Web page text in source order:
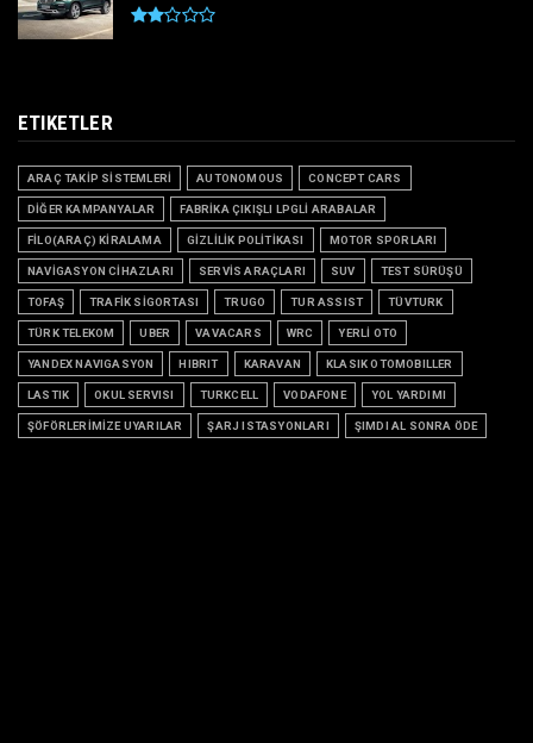
ETIKETLER
ARAÇ TAKİP SİSTEMLERİ AUTONOMOUS CONCEPT CARS
DİĞER KAMPANYALAR FABRİKA ÇIKIŞLI LPGLİ ARABALAR
FİLO(ARAÇ) KİRALAMA GİZLİLİK POLİTİKASI MOTOR SPORLARI
NAVİGASYON CİHAZLARI SERVİS ARAÇLARI SUV TEST SÜRÜŞÜ
TOFAŞ TRAFİK SİGORTASI TRUGO TUR ASSIST TÜVTURK
TÜRK TELEKOM UBER VAVACARS WRC YERLİ OTO
YANDEX NAVIGASYON HIBRIT KARAVAN KLASIK OTOMOBILLER
LASTIK OKUL SERVISI TURKCELL VODAFONE YOL YARDIMI
ŞÖFÖRLERİMİZE UYARILAR ŞARJ ISTASYONLARI ŞIMDI AL SONRA ÖDE